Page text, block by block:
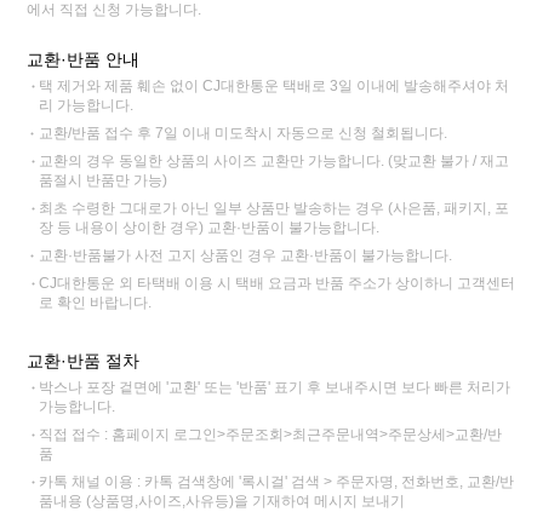
에서 직접 신청 가능합니다.
교환·반품 안내
택 제거와 제품 훼손 없이 CJ대한통운 택배로 3일 이내에 발송해주셔야 처
리 가능합니다.
교환/반품 접수 후 7일 이내 미도착시 자동으로 신청 철회됩니다.
교환의 경우 동일한 상품의 사이즈 교환만 가능합니다. (맞교환 불가 / 재고
품절시 반품만 가능)
최초 수령한 그대로가 아닌 일부 상품만 발송하는 경우 (사은품, 패키지, 포
장 등 내용이 상이한 경우) 교환·반품이 불가능합니다.
교환·반품불가 사전 고지 상품인 경우 교환·반품이 불가능합니다.
CJ대한통운 외 타택배 이용 시 택배 요금과 반품 주소가 상이하니 고객센터
로 확인 바랍니다.
교환·반품 절차
박스나 포장 겉면에 '교환' 또는 '반품' 표기 후 보내주시면 보다 빠른 처리가
가능합니다.
직접 접수 : 홈페이지 로그인>주문조회>최근주문내역>주문상세>교환/반
품
카톡 채널 이용 : 카톡 검색창에 '록시걸' 검색 > 주문자명, 전화번호, 교환/반
품내용 (상품명,사이즈,사유등)을 기재하여 메시지 보내기